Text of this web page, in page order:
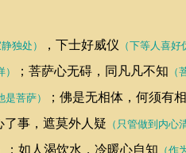
独处） ，下士好威仪 （下等人喜
；菩萨心无碍，同凡凡不知
菩萨） ；佛是无相体，何须有
了事，遮莫外人疑 （只管做到内心
；如人渴饮水，冷暖心自知 （作